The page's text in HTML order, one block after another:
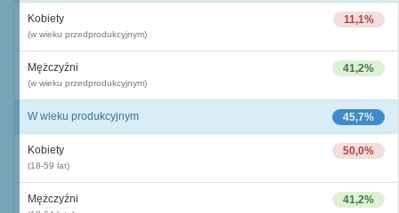
11,1%
Kobiety
(w wieku przedprodukcyjnym)
41,2%
Mężczyźni
(w wieku przedprodukcyjnym)
45,7%
W wieku produkcyjnym
50,0%
Kobiety
(18-59 lat)
41,2%
Mężczyźni